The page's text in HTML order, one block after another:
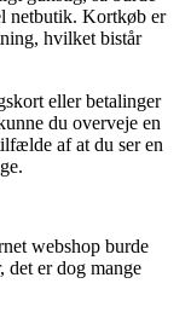
netbutik. Kortkøb er
hvilket bistår
eller betalinger
du overveje en
af at du ser en
webshop burde
det er dog mange